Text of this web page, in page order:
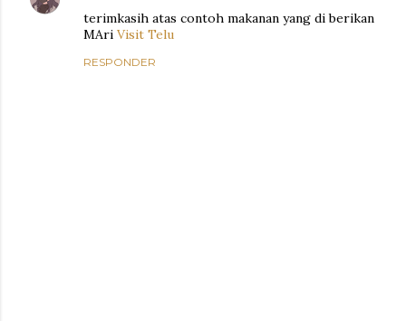
terimkasih atas contoh makanan yang di berikan
MAri Visit Telu
RESPONDER